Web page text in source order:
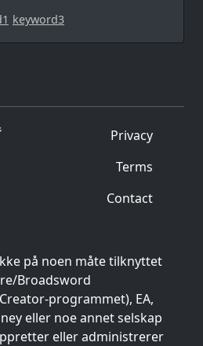
keyword3
Privacy
Terms
Contact
på noen måte tilknyttet
Broadsword
programmet), EA,
eller noe annet selskap
eller administrerer